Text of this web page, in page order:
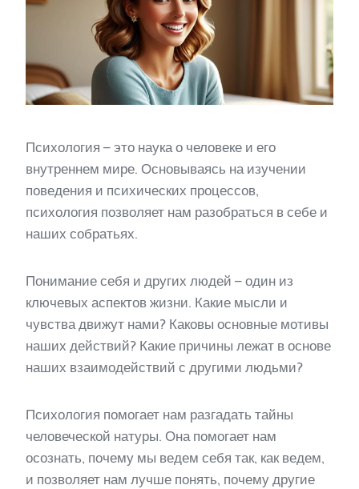
Психология – это наука о человеке и его
внутреннем мире. Основываясь на изучении
поведения и психических процессов,
психология позволяет нам разобраться в себе и
наших собратьях.
Понимание себя и других людей – один из
ключевых аспектов жизни. Какие мысли и
чувства движут нами? Каковы основные мотивы
наших действий? Какие причины лежат в основе
наших взаимодействий с другими людьми?
Психология помогает нам разгадать тайны
человеческой натуры. Она помогает нам
осознать, почему мы ведем себя так, как ведем,
и позволяет нам лучше понять, почему другие